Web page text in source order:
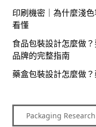
印刷機密｜為什麼淺
看懂
食品包裝設計怎麼做
品牌的完整指南
藥盒包裝設計怎麼做
Packaging Research